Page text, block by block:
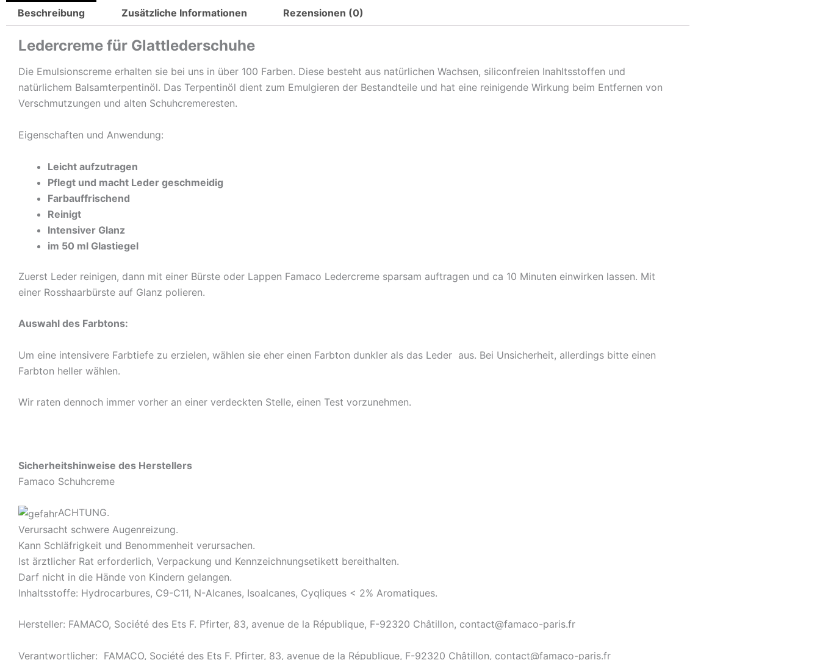
Beschreibung Zusätzliche Informationen Rezensionen (0)
Ledercreme für Glattlederschuhe
Die Emulsionscreme erhalten sie bei uns in über 100 Farben. Diese besteht aus natürlichen Wachsen, siliconfreien Inahltsstoffen und
natürlichem Balsamterpentinöl. Das Terpentinöl dient zum Emulgieren der Bestandteile und hat eine reinigende Wirkung beim Entfernen von
Verschmutzungen und alten Schuhcremeresten.
Eigenschaften und Anwendung:
Leicht aufzutragen
Pflegt und macht Leder geschmeidig
Farbauffrischend
Reinigt
Intensiver Glanz
im 50 ml Glastiegel
Zuerst Leder reinigen, dann mit einer Bürste oder Lappen Famaco Ledercreme sparsam auftragen und ca 10 Minuten einwirken lassen. Mit
einer Rosshaarbürste auf Glanz polieren.
Auswahl des Farbtons:
Um eine intensivere Farbtiefe zu erzielen, wählen sie eher einen Farbton dunkler als das Leder aus. Bei Unsicherheit, allerdings bitte einen
Farbton heller wählen.
Wir raten dennoch immer vorher an einer verdeckten Stelle, einen Test vorzunehmen.
Sicherheitshinweise des Herstellers
Famaco Schuhcreme
ACHTUNG.
Verursacht schwere Augenreizung.
Kann Schläfrigkeit und Benommenheit verursachen.
Ist ärztlicher Rat erforderlich, Verpackung und Kennzeichnungsetikett bereithalten.
Darf nicht in die Hände von Kindern gelangen.
Inhaltsstoffe: Hydrocarbures, C9-C11, N-Alcanes, Isoalcanes, Cyqliques < 2% Aromatiques.
Hersteller: FAMACO, Société des Ets F. Pfirter, 83, avenue de la République, F-92320 Châtillon, contact@famaco-paris.fr
Verantwortlicher: FAMACO, Société des Ets F. Pfirter, 83, avenue de la République, F-92320 Châtillon, contact@famaco-paris.fr